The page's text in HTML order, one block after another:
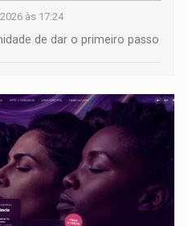
às 17:24
de dar o primeiro passo